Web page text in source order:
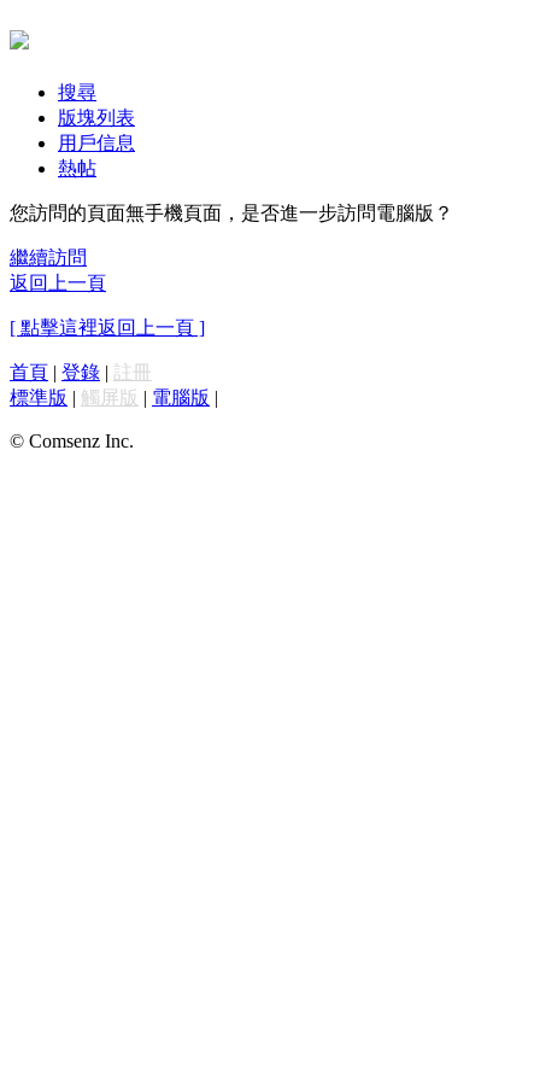
搜尋
版塊列表
用戶信息
熱帖
您訪問的頁面無手機頁面，是否進一步訪問電腦版？
繼續訪問
返回上一頁
[ 點擊這裡返回上一頁 ]
首頁 | 登錄 | 註冊
標準版 | 觸屏版 | 電腦版 |
© Comsenz Inc.